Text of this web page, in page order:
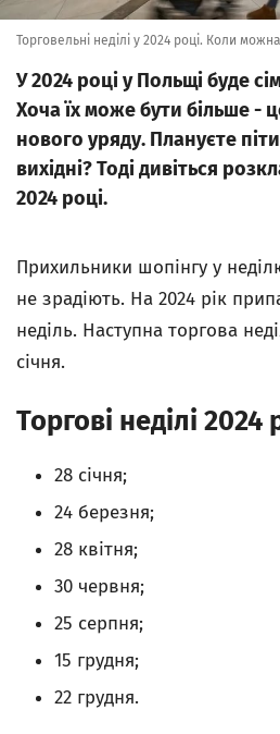
Торговельні неділі у 2024 році. Коли
У 2024 році у Польщі буде
Хоча їх може бути більше -
нового уряду. Плануєте
вихідні? Тоді дивіться
2024 році.
Прихильники шопінгу у
не зрадіють. На 2024 рік
неділь. Наступна торгова
січня.
Торгові неділі 2024
28 січня;
24 березня;
28 квітня;
30 червня;
25 серпня;
15 грудня;
22 грудня.